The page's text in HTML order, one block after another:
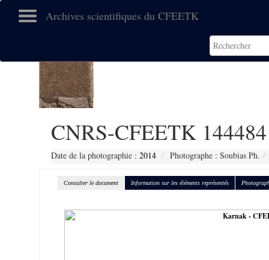
Archives scientifiques du CFEETK
CNRS-CFEETK 144484
Date de la photographie : 2014 Photographe : Soubias Ph.
Consulter le document Information sur les éléments représentés